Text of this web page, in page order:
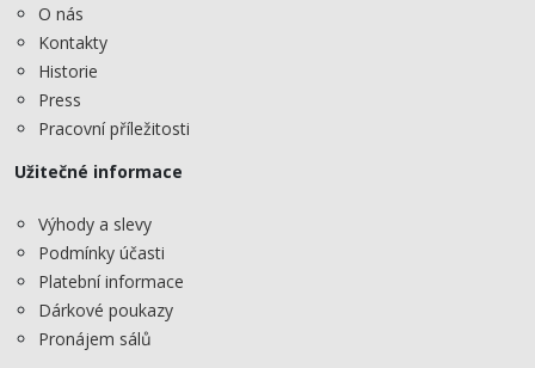
O nás
Kontakty
Historie
Press
Pracovní příležitosti
Užitečné informace
Výhody a slevy
Podmínky účasti
Platební informace
Dárkové poukazy
Pronájem sálů